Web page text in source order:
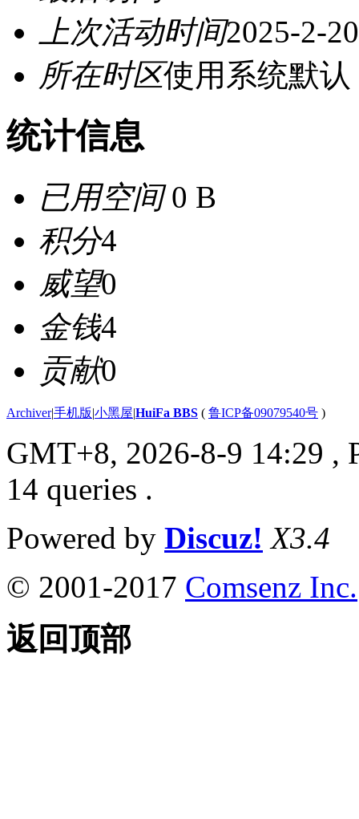
上次活动时间2025-2-
所在时区使用系统默认
统计信息
已用空间0 B
积分4
威望0
金钱4
贡献0
Archiver|手机版|小黑屋|HuiFa BBS ( 鲁ICP备09079540号 )
GMT+8, 2026-8-9 14:29 ,
14 queries .
Powered by Discuz! X3.4
© 2001-2017 Comsenz Inc.
返回顶部